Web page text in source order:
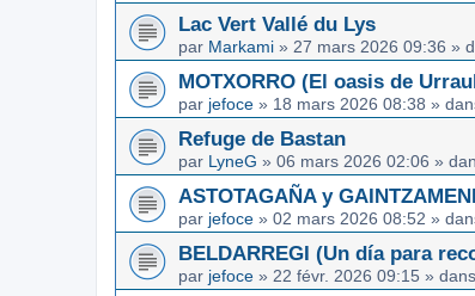
Lac Vert Vallé du Lys
par Markami » 27 mars 2026 09:36 »
MOTXORRO (El oasis de
par jefoce » 18 mars 2026 08:38 »
Refuge de Bastan
par LyneG » 06 mars 2026 02:06 »
ASTOTAGAÑA y
par jefoce » 02 mars 2026 08:52 »
BELDARREGI (Un día para
par jefoce » 22 févr. 2026 09:15 » dans